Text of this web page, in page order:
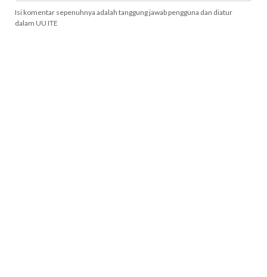
Isi komentar sepenuhnya adalah tanggung jawab pengguna dan diatur
dalam UU ITE